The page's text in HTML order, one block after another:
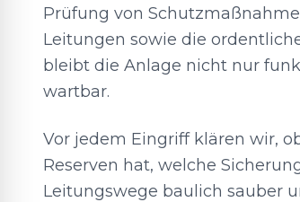
Prüfung von
Leitungen sowie die
bleibt die Anlage nicht nur
wartbar.
Vor jedem Eingriff klären wir,
Reserven hat, welche
Leitungswege baulich sauber